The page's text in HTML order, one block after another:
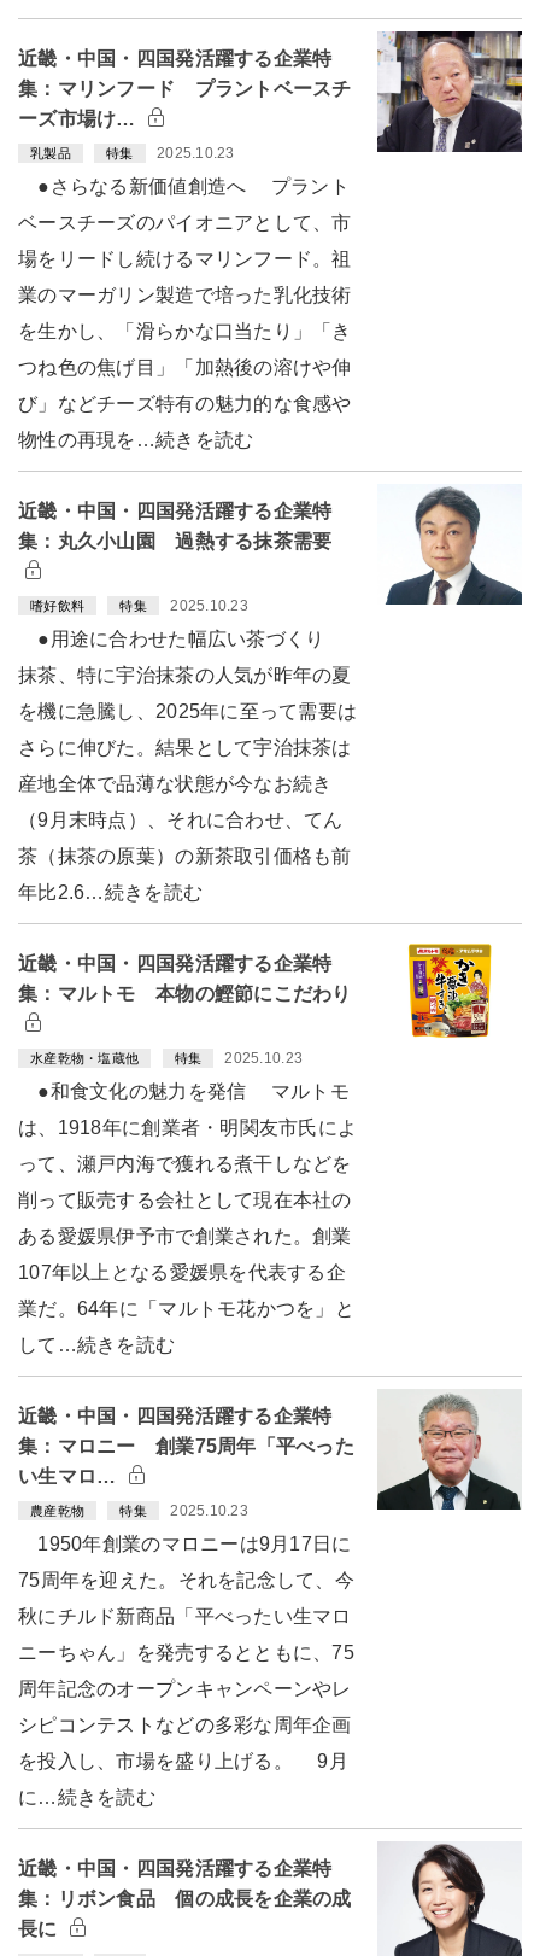
近畿・中国・四国発活躍する企業特
集：マリンフード プラントベースチ
ーズ市場け…
乳製品 特集 2025.10.23
●さらなる新価値創造へ プラント
ベースチーズのパイオニアとして、市
場をリードし続けるマリンフード。祖
業のマーガリン製造で培った乳化技術
を生かし、「滑らかな口当たり」「き
つね色の焦げ目」「加熱後の溶けや伸
び」などチーズ特有の魅力的な食感や
物性の再現を…続きを読む
近畿・中国・四国発活躍する企業特
集：丸久小山園 過熱する抹茶需要
嗜好飲料 特集 2025.10.23
●用途に合わせた幅広い茶づくり
抹茶、特に宇治抹茶の人気が昨年の夏
を機に急騰し、2025年に至って需要は
さらに伸びた。結果として宇治抹茶は
産地全体で品薄な状態が今なお続き
（9月末時点）、それに合わせ、てん
茶（抹茶の原葉）の新茶取引価格も前
年比2.6…続きを読む
近畿・中国・四国発活躍する企業特
集：マルトモ 本物の鰹節にこだわり
水産乾物・塩蔵他 特集 2025.10.23
●和食文化の魅力を発信 マルトモ
は、1918年に創業者・明関友市氏によ
って、瀬戸内海で獲れる煮干しなどを
削って販売する会社として現在本社の
ある愛媛県伊予市で創業された。創業
107年以上となる愛媛県を代表する企
業だ。64年に「マルトモ花かつを」と
して…続きを読む
近畿・中国・四国発活躍する企業特
集：マロニー 創業75周年「平べった
い生マロ…
農産乾物 特集 2025.10.23
1950年創業のマロニーは9月17日に
75周年を迎えた。それを記念して、今
秋にチルド新商品「平べったい生マロ
ニーちゃん」を発売するとともに、75
周年記念のオープンキャンペーンやレ
シピコンテストなどの多彩な周年企画
を投入し、市場を盛り上げる。 9月
に…続きを読む
近畿・中国・四国発活躍する企業特
集：リボン食品 個の成長を企業の成
長に